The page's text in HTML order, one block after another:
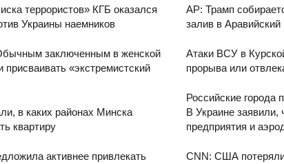
террористов» КГБ оказался
Украины наемников
заключенным в женской
«экстремистский
в каких районах Минска
квартиру
активнее привлекать
AP: Трамп
залив в Аравийский
Атаки ВСУ в
прорыва или
Российские города
В Украине
предприятия и
CNN: США